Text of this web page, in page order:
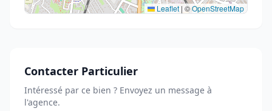
Leaflet | ©OpenStreetMap
Contacter Particulier
Intéressé par ce bien ? Envoyez un message à
l'agence.